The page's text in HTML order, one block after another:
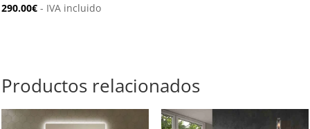
290.00€ - IVA incluido
Productos relacionados